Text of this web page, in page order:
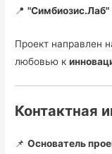
📍"Симбиозис.Лаб"
Проект направлен
любовью к
Контактная
📌Основатель